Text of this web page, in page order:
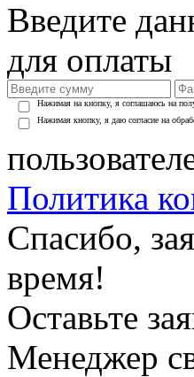
Введите
для оплаты
Нажимая на кнопку, я соглашаюсь на
Нажимая кнопку, я даю согласие на
Политика
Спасибо,
время!
Оставьте
Менеджер